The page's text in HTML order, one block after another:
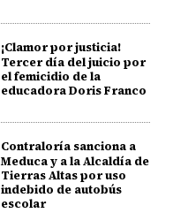
¡Clamor por justicia!
Tercer día del juicio por
el femicidio de la
educadora Doris Franco
Contraloría sanciona a
Meduca y a la Alcaldía de
Tierras Altas por uso
indebido de autobús
escolar